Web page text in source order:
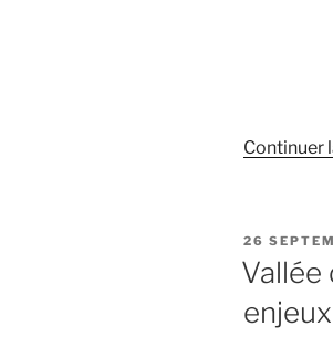
Continuer
PUBLIÉ
LE
26
Vallée